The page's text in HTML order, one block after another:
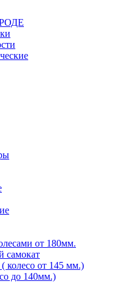
от 180мм.
самокат
колесо от 145 мм.)
до 140мм.)